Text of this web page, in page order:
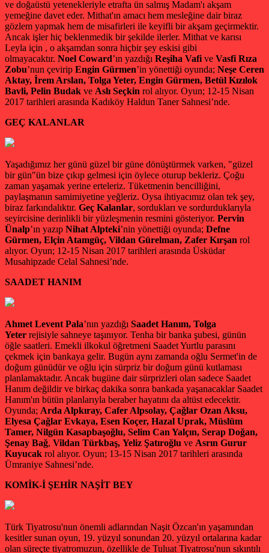
ve doğaüstü yetenekleriyle etrafta ün salmış Madam'ı akşam
yemeğine davet eder. Mithat'ın amacı hem mesleğine dair biraz
gözlem yapmak hem de misafirleri ile keyifli bir akşam geçirmektir.
Ancak işler hiç beklenmedik bir şekilde ilerler. Mithat ve karısı
Leyla için , o akşamdan sonra hiçbir şey eskisi gibi
olmayacaktır. Noel Coward’ın yazdığı Reşiha Vafi ve Vasfi Rıza
Zobu’nun çevirip Engin Gürmen’in yönettiği oyunda; Neşe Ceren
Aktay, İrem Arslan, Tolga Yeter, Engin Gürmen, Betül Kızılok
Bavli, Pelin Budak ve Aslı Seçkin rol alıyor. Oyun; 12-15 Nisan
2017 tarihleri arasında Kadıköy Haldun Taner Sahnesi’nde.
GEÇ KALANLAR
Yaşadığımız her günü güzel bir güne dönüştürmek varken, "güzel
bir gün"ün bize çıkıp gelmesi için öylece oturup bekleriz. Çoğu
zaman yaşamak yerine erteleriz. Tüketmenin bencilliğini,
paylaşmanın samimiyetine yeğleriz. Oysa ihtiyacımız olan tek şey,
biraz farkındalıktır. Geç Kalanlar, sordukları ve sordurduklarıyla
seyircisine derinlikli bir yüzleşmenin resmini gösteriyor. Pervin
Ünalp’ın yazıp Nihat Alpteki’nin yönettiği oyunda; Defne
Gürmen, Elçin Atamgüç, Vildan Gürelman, Zafer Kırşan rol
alıyor. Oyun; 12-15 Nisan 2017 tarihleri arasında Üsküdar
Musahipzade Celal Sahnesi’nde.
SAADET HANIM
Ahmet Levent Pala’nın yazdığı Saadet Hanım, Tolga
Yeter rejisiyle sahneye taşınıyor. Tenha bir banka şubesi, günün
öğle saatleri. Emekli ilkokul öğretmeni Saadet Yurtlu parasını
çekmek için bankaya gelir. Bugün aynı zamanda oğlu Sermet'in de
doğum günüdür ve oğlu için sürpriz bir doğum günü kutlaması
planlamaktadır. Ancak bugüne dair sürprizleri olan sadece Saadet
Hanım değildir ve birkaç dakika sonra bankada yaşanacaklar Saadet
Hanım'ın bütün planlarıyla beraber hayatını da altüst edecektir.
Oyunda; Arda Alpkıray, Cafer Alpsolay, Çağlar Ozan Aksu,
Elyesa Çağlar Evkaya, Esen Koçer, Hazal Uprak, Müslüm
Tamer, Nilgün Kasapbaşoğlu, Selim Can Yalçın, Serap Doğan,
Şenay Bağ, Vildan Türkbaş, Yeliz Şatıroğlu ve Asrın Gurur
Kuyucak rol alıyor. Oyun; 13-15 Nisan 2017 tarihleri arasında
Ümraniye Sahnesi’nde.
KOMİK-İ ŞEHİR NAŞİT BEY
Türk Tiyatrosu'nun önemli adlarından Naşit Özcan'ın yaşamından
kesitler sunan oyun, 19. yüzyıl sonundan 20. yüzyıl ortalarına kadar
olan süreçte tiyatromuzun, özellikle de Tuluat Tiyatrosu'nun sıkıntılı